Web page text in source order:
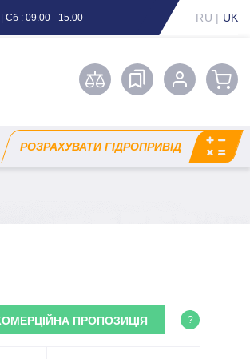
Сб : 09.00 - 15.00 RU | UK
РОЗРАХУВАТИ ГІДРОПРИВІД
ПРОПОЗИЦІЯ ?